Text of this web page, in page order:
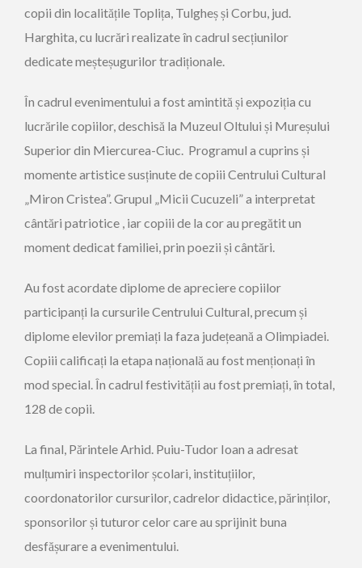
copii din localitățile Toplița, Tulgheș și Corbu, jud.
Harghita, cu lucrări realizate în cadrul secțiunilor
dedicate meșteșugurilor tradiționale.
În cadrul evenimentului a fost amintită și expoziția cu
lucrările copiilor, deschisă la Muzeul Oltului și Mureșului
Superior din Miercurea-Ciuc. Programul a cuprins și
momente artistice susținute de copiii Centrului Cultural
„Miron Cristea”. Grupul „Micii Cucuzeli” a interpretat
cântări patriotice , iar copiii de la cor au pregătit un
moment dedicat familiei, prin poezii și cântări.
Au fost acordate diplome de apreciere copiilor
participanți la cursurile Centrului Cultural, precum și
diplome elevilor premiați la faza județeană a Olimpiadei.
Copiii calificați la etapa națională au fost menționați în
mod special. În cadrul festivității au fost premiați, în total,
128 de copii.
La final, Părintele Arhid. Puiu-Tudor Ioan a adresat
mulțumiri inspectorilor școlari, instituțiilor,
coordonatorilor cursurilor, cadrelor didactice, părinților,
sponsorilor și tuturor celor care au sprijinit buna
desfășurare a evenimentului.